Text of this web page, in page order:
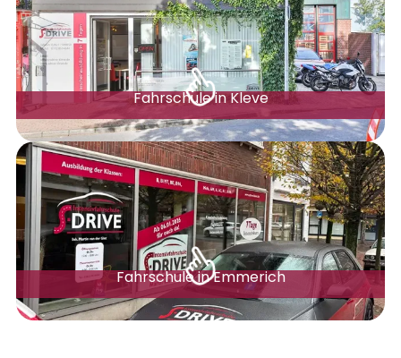
Fahrschule in Kleve
Fahrschule in Emmerich